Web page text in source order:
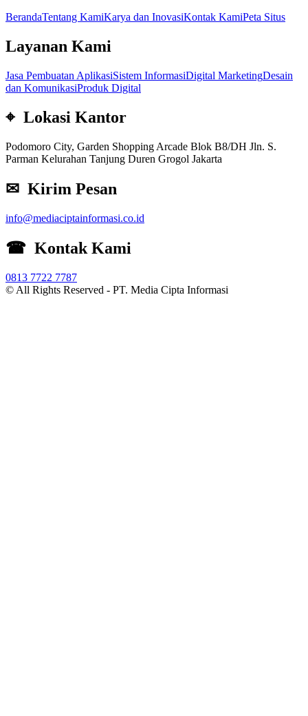
BerandaTentang KamiKarya dan InovasiKontak KamiPeta Situs
Layanan Kami
Jasa Pembuatan AplikasiSistem InformasiDigital MarketingDesain
dan KomunikasiProduk Digital
⌖ Lokasi Kantor
Podomoro City, Garden Shopping Arcade Blok B8/DH Jln. S.
Parman Kelurahan Tanjung Duren Grogol Jakarta
✉ Kirim Pesan
info@mediaciptainformasi.co.id
☎ Kontak Kami
0813 7722 7787
© All Rights Reserved - PT. Media Cipta Informasi